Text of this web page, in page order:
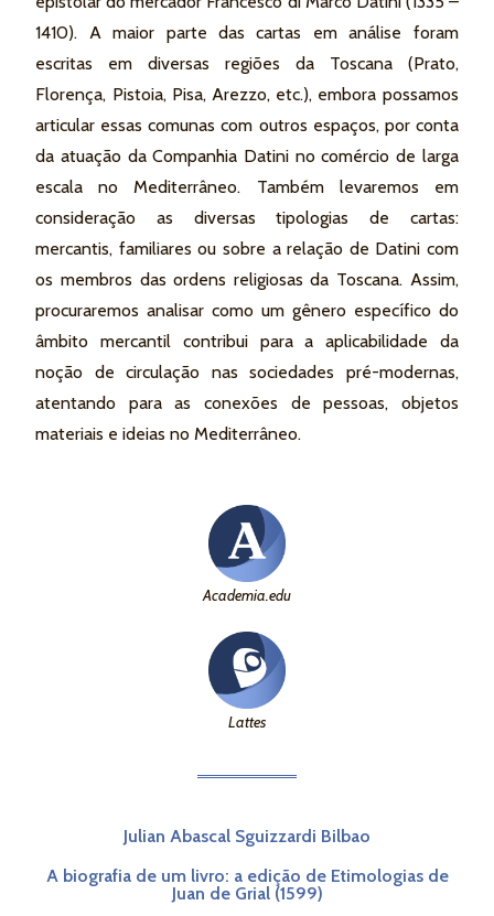
1410). A maior parte das cartas em análise foram
escritas em diversas regiões da Toscana (Prato,
Florença, Pistoia, Pisa, Arezzo, etc.), embora possamos
articular essas comunas com outros espaços, por conta
da atuação da Companhia Datini no comércio de larga
escala no Mediterrâneo. Também levaremos em
consideração as diversas tipologias de cartas:
mercantis, familiares ou sobre a relação de Datini com
os membros das ordens religiosas da Toscana. Assim,
procuraremos analisar como um gênero específico do
âmbito mercantil contribui para a aplicabilidade da
noção de circulação nas sociedades pré-modernas,
atentando para as conexões de pessoas, objetos
materiais e ideias no Mediterrâneo.
Academia.edu
Lattes
Julian Abascal Sguizzardi Bilbao
A biografia de um livro: a edição de Etimologias de
Juan de Grial (1599)